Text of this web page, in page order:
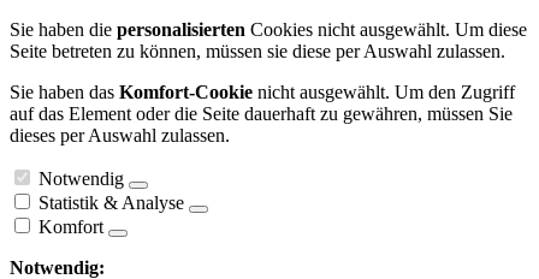
Sie haben die personalisierten Cookies nicht ausgewählt. Um diese
Seite betreten zu können, müssen sie diese per Auswahl zulassen.
Sie haben das Komfort-Cookie nicht ausgewählt. Um den Zugriff
auf das Element oder die Seite dauerhaft zu gewähren, müssen Sie
dieses per Auswahl zulassen.
Notwendig
Statistik & Analyse
Komfort
Notwendig: